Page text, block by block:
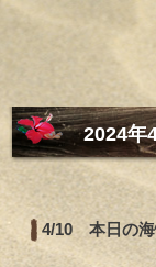
2024年
4/10 本日の海